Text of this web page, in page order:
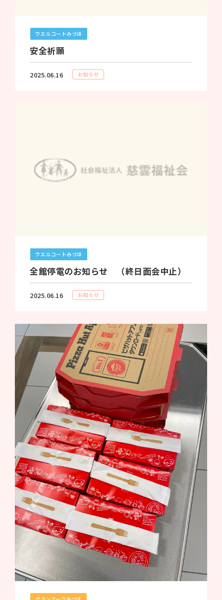
ウエルコートみづほ
安全祈願
2025.06.16 お知らせ
ウエルコートみづほ
全館停電のお知らせ （終日面会中止）
2025.06.16 お知らせ